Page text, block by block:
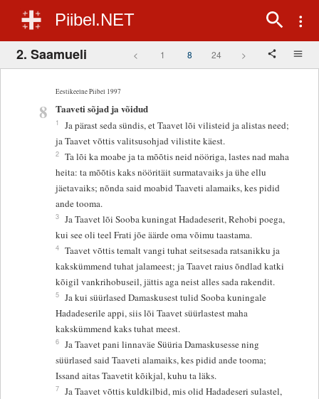
Piibel.NET
2. Saamueli < 1 8 24 >
Eestikeelne Piibel 1997
8 Taaveti sõjad ja võidud
1
Ja pärast seda sündis, et Taavet lõi vilisteid ja alistas need;
ja Taavet võttis valitsusohjad vilistite käest.
2 Ta lõi ka moabe ja ta mõõtis neid nööriga, lastes nad maha
heita: ta mõõtis kaks nööritäit surmatavaiks ja ühe ellu
jäetavaiks; nõnda said moabid Taaveti alamaiks, kes pidid
ande tooma.
3 Ja Taavet lõi Sooba kuningat Hadadeserit, Rehobi poega,
kui see oli teel Frati jõe äärde oma võimu taastama.
4 Taavet võttis temalt vangi tuhat seitsesada ratsanikku ja
kakskümmend tuhat jalameest; ja Taavet raius õndlad katki
kõigil vankrihobuseil, jättis aga neist alles sada rakendit.
5 Ja kui süürlased Damaskusest tulid Sooba kuningale
Hadadeserile appi, siis lõi Taavet süürlastest maha
kakskümmend kaks tuhat meest.
6 Ja Taavet pani linnaväe Süüria Damaskusesse ning
süürlased said Taaveti alamaiks, kes pidid ande tooma;
Issand aitas Taavetit kõikjal, kuhu ta läks.
7 Ja Taavet võttis kuldkilbid, mis olid Hadadeseri sulastel,